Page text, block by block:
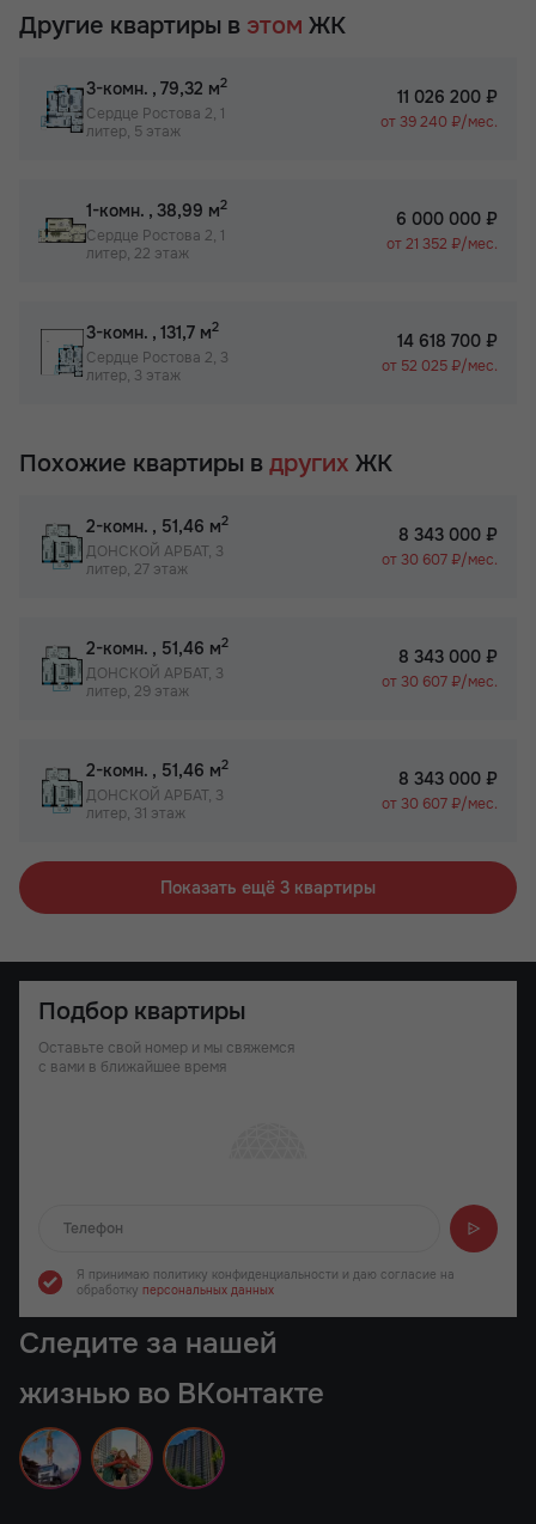
Другие квартиры в этом ЖК
3-комн. , 79,32 м2
Сердце Ростова 2, 1
литер, 5 этаж
11 026 200 ₽
от 39 240 ₽/мес.
1-комн. , 38,99 м2
Сердце Ростова 2, 1
литер, 22 этаж
6 000 000 ₽
от 21 352 ₽/мес.
3-комн. , 131,7 м2
Сердце Ростова 2, 3
литер, 3 этаж
14 618 700 ₽
от 52 025 ₽/мес.
Похожие квартиры в других ЖК
2-комн. , 51,46 м2
ДОНСКОЙ АРБАТ, 3
литер, 27 этаж
8 343 000 ₽
от 30 607 ₽/мес.
2-комн. , 51,46 м2
ДОНСКОЙ АРБАТ, 3
литер, 29 этаж
8 343 000 ₽
от 30 607 ₽/мес.
2-комн. , 51,46 м2
ДОНСКОЙ АРБАТ, 3
литер, 31 этаж
8 343 000 ₽
от 30 607 ₽/мес.
Показать ещё 3 квартиры
Подбор квартиры
Оставьте свой номер и мы свяжемся
с вами в ближайшее время
Я принимаю политику конфиденциальности и даю согласие на
обработку персональных данных
Следите за нашей
жизнью во ВКонтакте